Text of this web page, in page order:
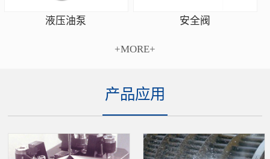
液压油泵 安全阀
+MORE+
产品应用